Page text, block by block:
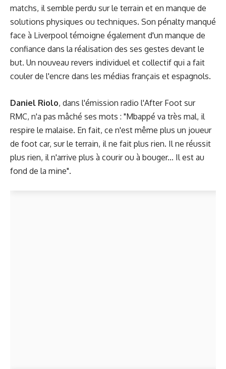
matchs, il semble perdu sur le terrain et en manque de
solutions physiques ou techniques. Son pénalty manqué
face à Liverpool témoigne également d'un manque de
confiance dans la réalisation des ses gestes devant le
but. Un nouveau revers individuel et collectif qui a fait
couler de l'encre dans les médias français et espagnols.
Daniel Riolo, dans l'émission radio l'After Foot sur
RMC, n'a pas mâché ses mots : "Mbappé va très mal, il
respire le malaise. En fait, ce n'est même plus un joueur
de foot car, sur le terrain, il ne fait plus rien. Il ne réussit
plus rien, il n'arrive plus à courir ou à bouger... Il est au
fond de la mine".